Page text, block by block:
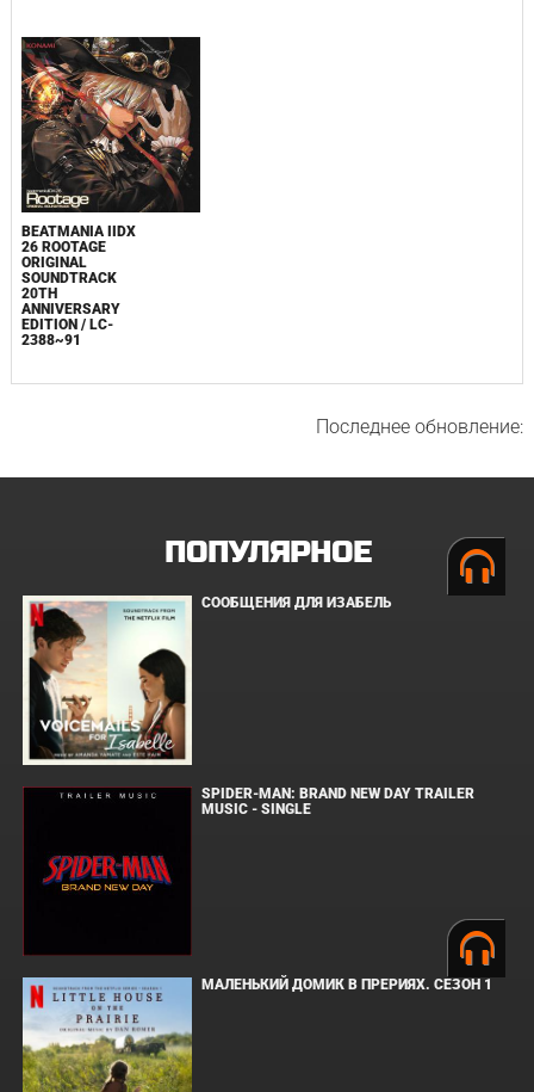
BEATMANIA IIDX
26 ROOTAGE
ORIGINAL
SOUNDTRACK
20TH
ANNIVERSARY
EDITION / LC-
2388~91
Последнее обновление:
ПОПУЛЯРНОЕ
СООБЩЕНИЯ ДЛЯ ИЗАБЕЛЬ
SPIDER-MAN: BRAND NEW DAY TRAILER
MUSIC - SINGLE
МАЛЕНЬКИЙ ДОМИК В ПРЕРИЯХ. СЕЗОН 1